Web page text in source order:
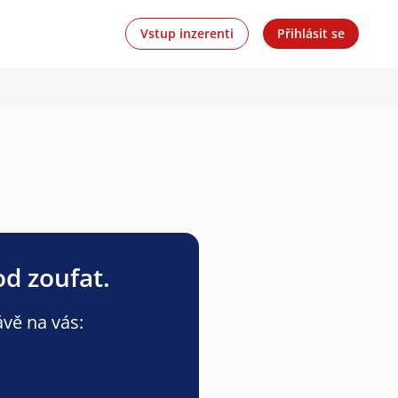
Vstup inzerenti Přihlásit se
zoufat.
na vás: